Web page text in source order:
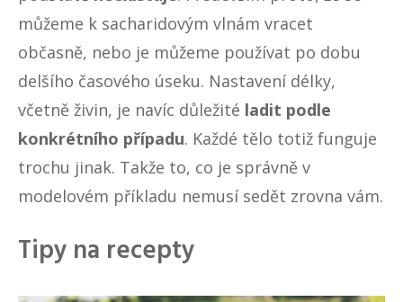
můžeme k sacharidovým vlnám vracet
občasně, nebo je můžeme používat po dobu
delšího časového úseku. Nastavení délky,
včetně živin, je navíc důležité ladit podle
konkrétního případu. Každé tělo totiž funguje
trochu jinak. Takže to, co je správně v
modelovém příkladu nemusí sedět zrovna vám.
Tipy na recepty